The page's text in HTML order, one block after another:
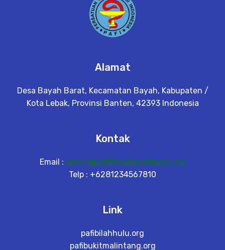
Alamat
Desa Bayah Barat, Kecamatan Bayah, Kabupaten /
Kota Lebak, Provinsi Banten, 42393 Indonesia
Kontak
Email : admin@pafidesabayahbarat.org
Telp : +6281234567810
Link
pafibilahhulu.org
pafibukitmalintang.org